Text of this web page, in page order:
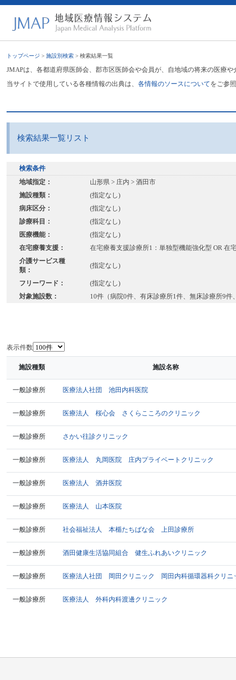
トップページ >施設別検索 > 検索結果一覧
JMAPは、各都道府県医師会、郡市区医師会や会員が、自地域の将来の医療
当サイトで使用している各種情報の出典は、各情報のソースについてをご参
検索結果一覧リスト
検索条件
地域指定：
山形県 > 庄内 > 酒田市
施設種類：
(指定なし)
病床区分：
(指定なし)
診療科目：
(指定なし)
医療機能：
(指定なし)
在宅療養支援：
在宅療養支援診療所1：単独型機能強化型 OR 在
介護サービス種
類：
(指定なし)
フリーワード：
(指定なし)
対象施設数：
10件（病院0件、有床診療所1件、無床診療所9件
表示件数
施設種類 施設名称
一般診療所 医療法人社団 池田内科医院
一般診療所 医療法人 桜心会 さくらこころのクリニック
一般診療所 さかい往診クリニック
一般診療所 医療法人 丸岡医院 庄内プライベートクリニック
一般診療所 医療法人 酒井医院
一般診療所 医療法人 山本医院
一般診療所 社会福祉法人 本楯たちばな会 上田診療所
一般診療所 酒田健康生活協同組合 健生ふれあいクリニック
一般診療所 医療法人社団 岡田クリニック 岡田内科循環器科クリニ
一般診療所 医療法人 外科内科渡邊クリニック